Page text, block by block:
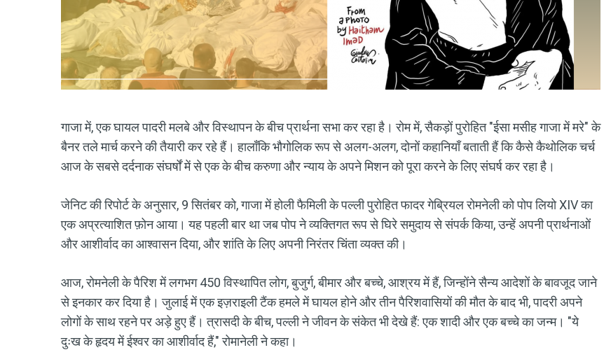
गाजा में, एक घायल पादरी मलबे और विस्थापन के बीच प्रार्थना सभा कर रहा है। रोम में, सैकड़ों पुरोहित "ईसा मसीह गाजा में मरे" के
बैनर तले मार्च करने की तैयारी कर रहे हैं। हालाँकि भौगोलिक रूप से अलग-अलग, दोनों कहानियाँ बताती हैं कि कैसे कैथोलिक चर्च
आज के सबसे दर्दनाक संघर्षों में से एक के बीच करुणा और न्याय के अपने मिशन को पूरा करने के लिए संघर्ष कर रहा है।
जेनिट की रिपोर्ट के अनुसार, 9 सितंबर को, गाजा में होली फैमिली के पल्ली पुरोहित फादर गेब्रियल रोमनेली को पोप लियो XIV का
एक अप्रत्याशित फ़ोन आया। यह पहली बार था जब पोप ने व्यक्तिगत रूप से घिरे समुदाय से संपर्क किया, उन्हें अपनी प्रार्थनाओं
और आशीर्वाद का आश्वासन दिया, और शांति के लिए अपनी निरंतर चिंता व्यक्त की।
आज, रोमनेली के पैरिश में लगभग 450 विस्थापित लोग, बुजुर्ग, बीमार और बच्चे, आश्रय में हैं, जिन्होंने सैन्य आदेशों के बावजूद जाने
से इनकार कर दिया है। जुलाई में एक इज़राइली टैंक हमले में घायल होने और तीन पैरिशवासियों की मौत के बाद भी, पादरी अपने
लोगों के साथ रहने पर अड़े हुए हैं। त्रासदी के बीच, पल्ली ने जीवन के संकेत भी देखे हैं: एक शादी और एक बच्चे का जन्म। "ये
दुःख के हृदय में ईश्वर का आशीर्वाद हैं," रोमानेली ने कहा।